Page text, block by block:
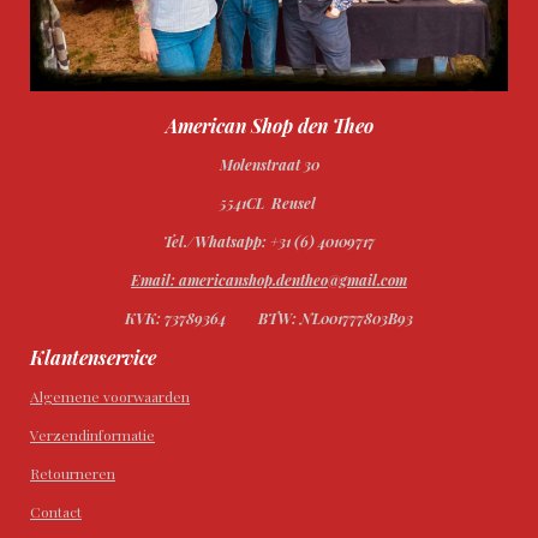
American Shop den Theo
Molenstraat 30
5541CL Reusel
Tel./Whatsapp: +31 (6) 40109717
Email: americanshop.dentheo@gmail.com
KVK: 73789364 BTW: NL001777803B93
Klantenservice
Algemene voorwaarden
Verzendinformatie
Retourneren
Contact